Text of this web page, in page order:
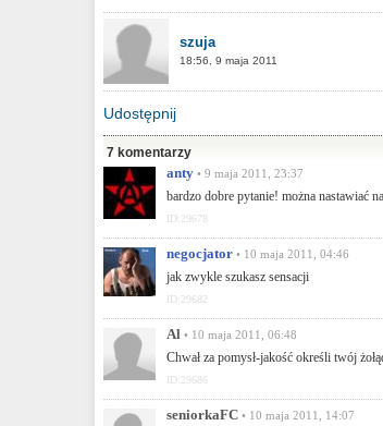
szuja
18:56, 9 maja 2011
Udostępnij
7 komentarzy
anty • 9 maja 2011, 23:37
bardzo dobre pytanie! można nastawiać na
ID:29678
negocjator • 10 maja 2011, 04:46
jak zwykle szukasz sensacji
ID:29682
Al • 10 maja 2011, 06:48
Chwał za pomysł-jakość określi twój
ID:29686
seniorkaFC • 10 maja 2011, 14:07